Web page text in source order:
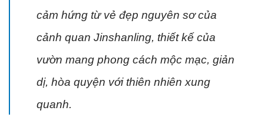
cảm hứng từ vẻ đẹp nguyên sơ của
cảnh quan Jinshanling, thiết kế của
vườn mang phong cách mộc mạc, giản
dị, hòa quyện với thiên nhiên xung
quanh.